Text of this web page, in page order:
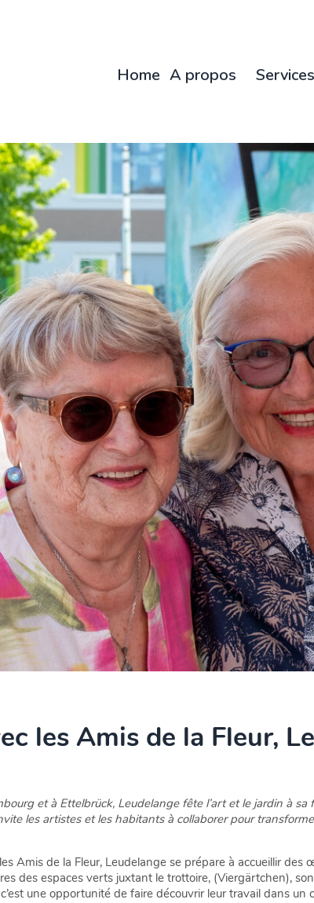
Home A propos Services
les Amis de la Fleur,
et à Ettelbrück, Leudelange fête l’art et le jardin à sa
les artistes et les habitants à collaborer pour
Amis de la Fleur, Leudelange se prépare à accueillir des
des espaces verts juxtant le trottoire, (Viergärtchen),
une opportunité de faire découvrir leur travail dans un